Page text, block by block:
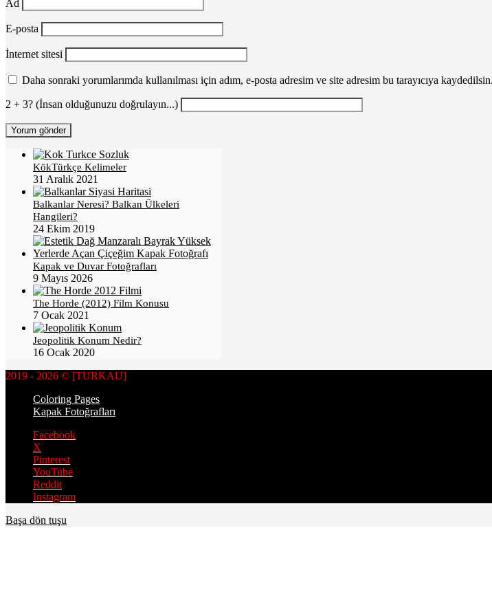
Ad
E-posta
İnternet sitesi
Daha sonraki yorumlarımda kullanılması için adım, e-posta adresim ve site adresim bu tarayıcıya kaydedilsin.
2 + 3? (İnsan olduğunuzu doğrulayın...)
KökTürkçe Kelimeler
31 Aralık 2021
Balkanlar Neresi? Balkan Ülkeleri
Hangileri?
24 Ekim 2019
Kapak ve Duvar Fotoğrafları
9 Mayıs 2026
The Horde (2012) Film Konusu
7 Ocak 2021
Jeopolitik Konum Nedir?
16 Ocak 2020
2019 - 2026 © [TURKAU]
Coloring Pages
Kapak Fotoğrafları
Facebook
X
Pinterest
YouTube
Reddit
Instagram
Başa dön tuşu